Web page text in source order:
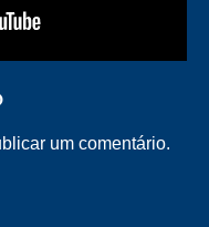
um comentário.